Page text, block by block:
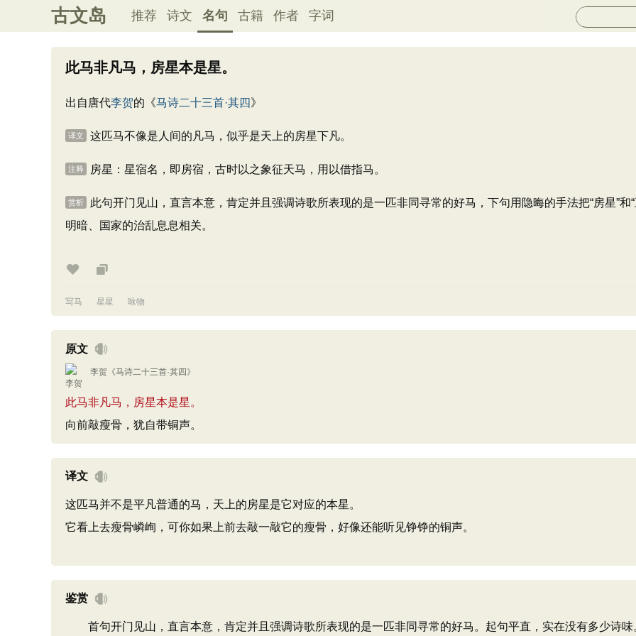
古文岛 推荐 诗文 名句 古籍 作者 字词
此马非凡马，房星本是星。
出自唐代李贺的《马诗二十三首·其四》
译文 这匹马不像是人间的凡马，似乎是天上的房星下凡。
注释 房星：星宿名，即房宿，古时以之象征天马，用以借指马。
赏析
此句开门见山，直言本意，肯定并且强调诗歌所表现的是一匹非同寻常的好马，下句用隐晦的手法把“房星”
明暗、国家的治乱息息相关。
写马 星星 咏物
原文
李贺 《马诗二十三首·其四 》
此马非凡马，房星本是星。
向前敲瘦骨，犹自带铜声。
译文
这匹马并不是平凡普通的马，天上的房星是它对应的本星。
它看上去瘦骨嶙峋，可你如果上前去敲一敲它的瘦骨，好像还能听见铮铮的铜声。
鉴赏
首句开门见山，直言本意，肯定并且强调诗歌所表现的是一匹非同寻常的好马。起句平直，实在没有多少诗味